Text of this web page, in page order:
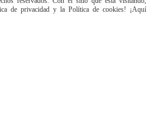
de privacidad y la Política de cookies! ¡Aquí